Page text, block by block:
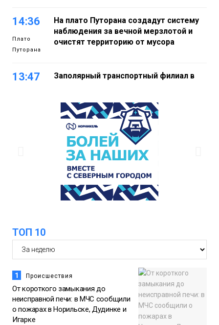
14:36
Плато
Путорана
На плато Путорана создадут систему
наблюдения за вечной мерзлотой и
очистят территорию от мусора
13:47
Заполярный транспортный филиал в
В Норильске лыжную базу «Оль-Гуль»
закрыли из-за появления медведя
Барнаул обошёл Красноярск в
списке городов, откуда приехали
норильчане
ТОП 10
1 Происшествия
От короткого замыкания до
неисправной печи: в МЧС сообщили
о пожарах в Норильске, Дудинке и
Игарке